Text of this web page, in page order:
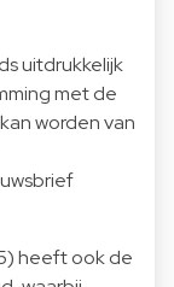
uitdrukkelijk
met de
worden van
heeft ook de